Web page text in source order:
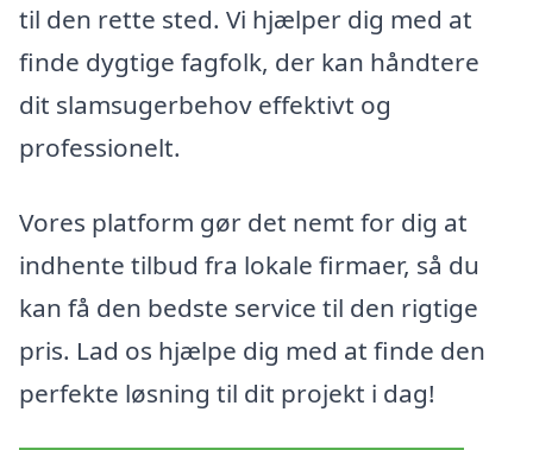
til den rette sted. Vi hjælper dig med at
finde dygtige fagfolk, der kan håndtere
dit slamsugerbehov effektivt og
professionelt.
Vores platform gør det nemt for dig at
indhente tilbud fra lokale firmaer, så du
kan få den bedste service til den rigtige
pris. Lad os hjælpe dig med at finde den
perfekte løsning til dit projekt i dag!